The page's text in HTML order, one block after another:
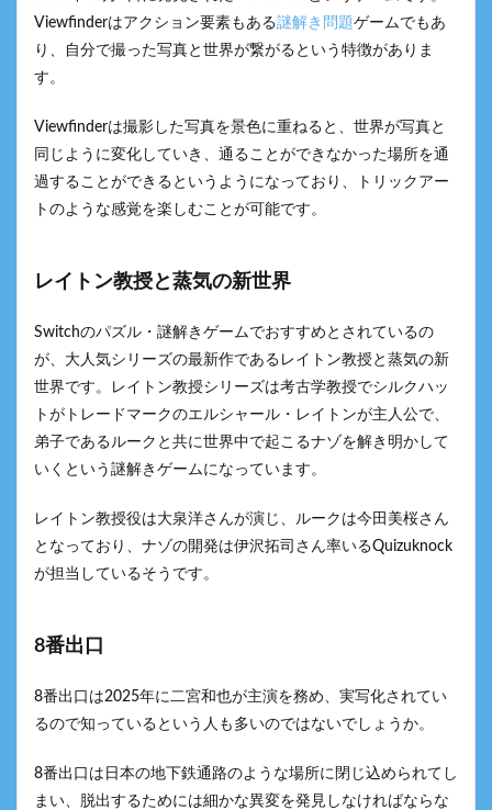
Viewfinderはアクション要素もある謎解き問題ゲームでもあ
り、自分で撮った写真と世界が繋がるという特徴がありま
す。
Viewfinderは撮影した写真を景色に重ねると、世界が写真と
同じように変化していき、通ることができなかった場所を通
過することができるというようになっており、トリックアー
トのような感覚を楽しむことが可能です。
レイトン教授と蒸気の新世界
Switchのパズル・謎解きゲームでおすすめとされているの
が、大人気シリーズの最新作であるレイトン教授と蒸気の新
世界です。レイトン教授シリーズは考古学教授でシルクハッ
トがトレードマークのエルシャール・レイトンが主人公で、
弟子であるルークと共に世界中で起こるナゾを解き明かして
いくという謎解きゲームになっています。
レイトン教授役は大泉洋さんが演じ、ルークは今田美桜さん
となっており、ナゾの開発は伊沢拓司さん率いるQuizuknock
が担当しているそうです。
8番出口
8番出口は2025年に二宮和也が主演を務め、実写化されてい
るので知っているという人も多いのではないでしょうか。
8番出口は日本の地下鉄通路のような場所に閉じ込められてし
まい、脱出するためには細かな異変を発見しなければならな